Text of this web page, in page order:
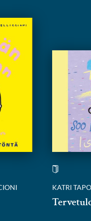
KATRI